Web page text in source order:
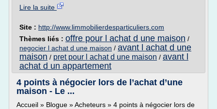
Lire la suite
Site : http://www.limmobilierdesparticuliers.com
Thèmes liés : offre pour l achat d une maison /
negocier l achat d une maison / avant l achat d une
maison / pret pour l achat d une maison / avant l
achat d un appartement
4 points à négocier lors de l’achat d’une
maison - Le ...
Accueil » Blogue » Acheteurs » 4 points à négocier lors de